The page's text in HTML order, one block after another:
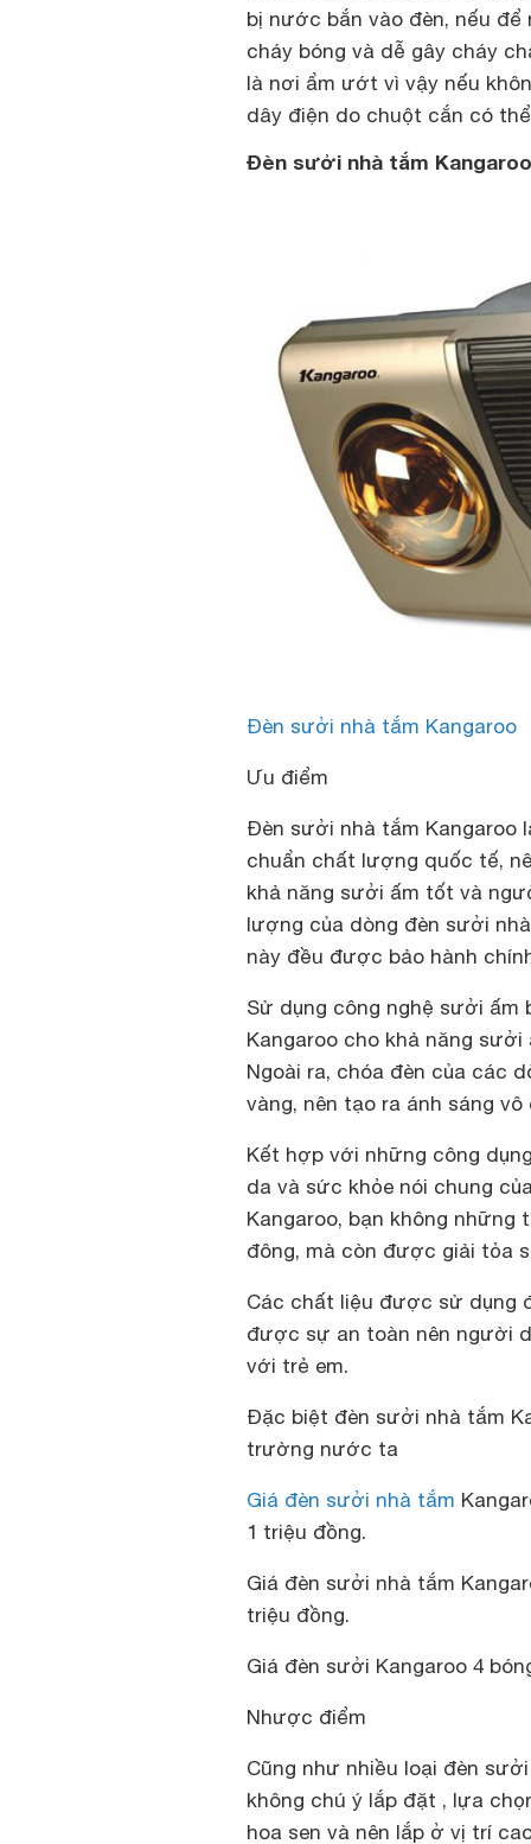
bị nước bắn vào đèn, nếu
cháy bóng và dễ gây cháy
là nơi ẩm ướt vì vậy nếu
dây điện do chuột cắn có
Đèn sưởi nhà tắm Kangaroo
Đèn sưởi nhà tắm Kangaroo
Ưu điểm
Đèn sưởi nhà tắm
chuẩn chất lượng quốc tế,
khả năng sưởi ấm tốt và
lượng của dòng đèn sưởi
này đều được bảo hành
Sử dụng công nghệ sưởi ấm
Kangaroo cho khả năng
Ngoài ra, chóa đèn của các
vàng, nên tạo ra ánh sáng
Kết hợp với những công
da và sức khỏe nói chung
Kangaroo, bạn không
đông, mà còn được giải tỏa
Các chất liệu được sử dụng
được sự an toàn nên người
với trẻ em.
Đặc biệt đèn sưởi nhà tắm
trường nước ta
Giá đèn sưởi nhà tắm
1 triệu đồng.
Giá đèn sưởi nhà tắm
triệu đồng.
Giá đèn sưởi Kangaroo 4
Nhược điểm
Cũng như nhiều loại đèn
không chú ý lắp đặt , lựa
hoa sen và nên lắp ở vị trí